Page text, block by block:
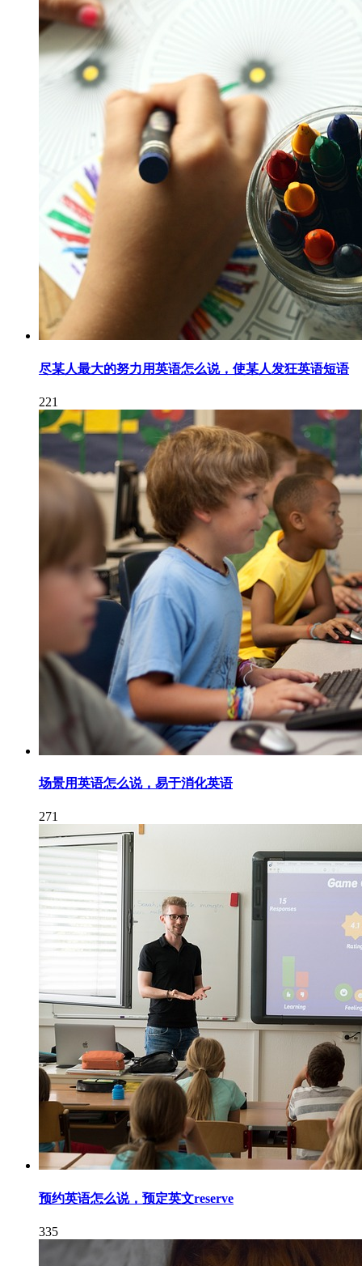
尽某人最大的努力用英语怎么说，使某人发狂英语短语
221
场景用英语怎么说，易于消化英语
271
预约英语怎么说，预定英文reserve
335